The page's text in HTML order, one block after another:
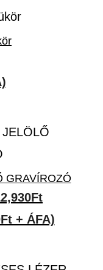
GRAVÍROZÓ
Ft
+ ÁFA)